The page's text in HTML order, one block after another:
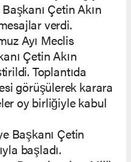
Çetin Akın
verdi.
Ayı Meclis
Çetin Akın
Toplantıda
görüşülerek karara
oy birliğiyle kabul
Başkanı Çetin
başladı.